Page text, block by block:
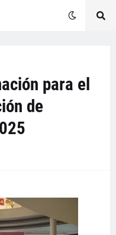
para el
de